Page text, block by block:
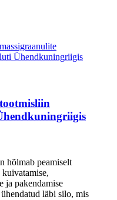
hõlmab peamiselt
kuivatamise,
ja pakendamise
läbi silo, mis